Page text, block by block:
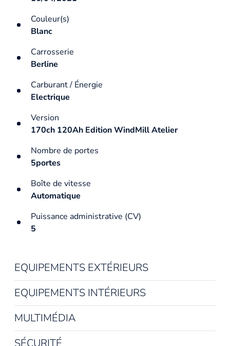
Couleur(s)
Blanc
Carrosserie
Berline
Carburant / Énergie
Electrique
Version
170ch 120Ah Edition WindMill Atelier
Nombre de portes
5portes
Boîte de vitesse
Automatique
Puissance administrative (CV)
5
EQUIPEMENTS EXTÉRIEURS
EQUIPEMENTS INTÉRIEURS
MULTIMÉDIA
SÉCURITÉ